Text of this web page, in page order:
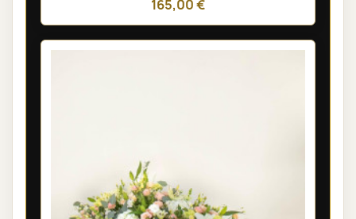
165,00 €